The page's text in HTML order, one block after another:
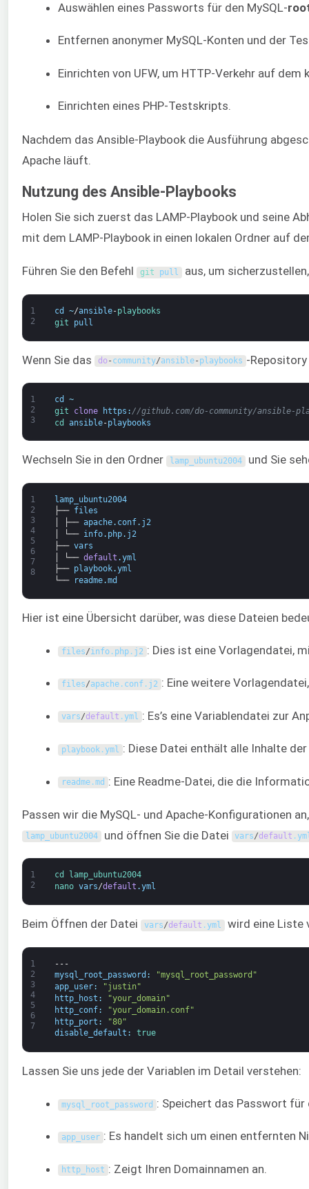
Auswählen eines Passworts für den MySQL-
Entfernen anonymer MySQL-Konten und der
Einrichten von UFW, um HTTP-Verkehr auf
Einrichten eines PHP-Testskripts.
Nachdem das Ansible-Playbook die Ausführung
Apache läuft.
Nutzung des Ansible-Playbooks
Holen Sie sich zuerst das LAMP-Playbook und seine
mit dem LAMP-Playbook in einen lokalen Ordner auf
Führen Sie den Befehl git pull aus, um
1
2
cd ~/ansible-playbooks
git
pull
Wenn Sie das do- community/ansible- playbooks -Repository
1
2
3
cd
~
git
clone https : //github.com/do-community/ansible-
cd ansible-playbooks
Wechseln Sie in den Ordner lamp_ubuntu2004 und Sie
1
2
3
4
5
6
7
8
lamp_ubuntu2004
├──
files
├── apache. conf. j2
└── info. php. j2
├── vars
└── default .yml
├──
playbook.yml
└──
readme.md
Hier ist eine Übersicht darüber, was diese Dateien
files/info. php. j2 : Dies ist eine Vorlagendatei,
files/apache. conf. j2 : Eine weitere
vars/default .yml : Es’s eine Variablendatei zur
playbook.yml : Diese Datei enthält alle Inhalte
readme.md : Eine Readme-Datei, die die
Passen wir die MySQL- und Apache-Konfigurationen
lamp_ubuntu2004 und öffnen Sie die Datei vars/default .
1
2
cd
lamp_ubuntu2004
nano vars/default .yml
Beim Öffnen der Datei vars/default .yml wird eine Liste
1
2
3
4
5
6
7
---
mysql_root_password :
"mysql_root_password"
app_user:
"justin"
http_host :
"your_domain"
http_conf:
"your_domain.conf"
http_port :
"80"
disable_default : true
Lassen Sie uns jede der Variablen im Detail verstehen:
mysql_root_password : Speichert das Passwort
app_user : Es handelt sich um einen entfernten
http_host : Zeigt Ihren Domainnamen an.